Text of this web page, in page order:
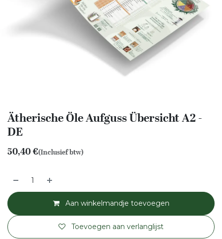
Ätherische Öle Aufguss Übersicht A2 -
DE
50,40€(Inclusief btw)
Aan winkelmandje toevoegen
Toevoegen aan verlanglijst